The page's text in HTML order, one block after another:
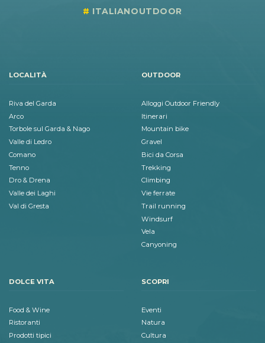
ITALIANOUTDOOR
LOCALITÀ
Riva del Garda
Arco
Torbole sul Garda & Nago
Valle di Ledro
Comano
Tenno
Dro & Drena
Valle dei Laghi
Val di Gresta
OUTDOOR
Alloggi Outdoor Friendly
Itinerari
Mountain bike
Gravel
Bici da Corsa
Trekking
Climbing
Vie ferrate
Trail running
Windsurf
Vela
Canyoning
DOLCE VITA
Food & Wine
Ristoranti
Prodotti tipici
SCOPRI
Eventi
Natura
Cultura